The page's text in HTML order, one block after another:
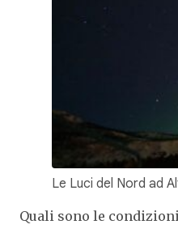
Le Luci del Nord ad
Quali sono le